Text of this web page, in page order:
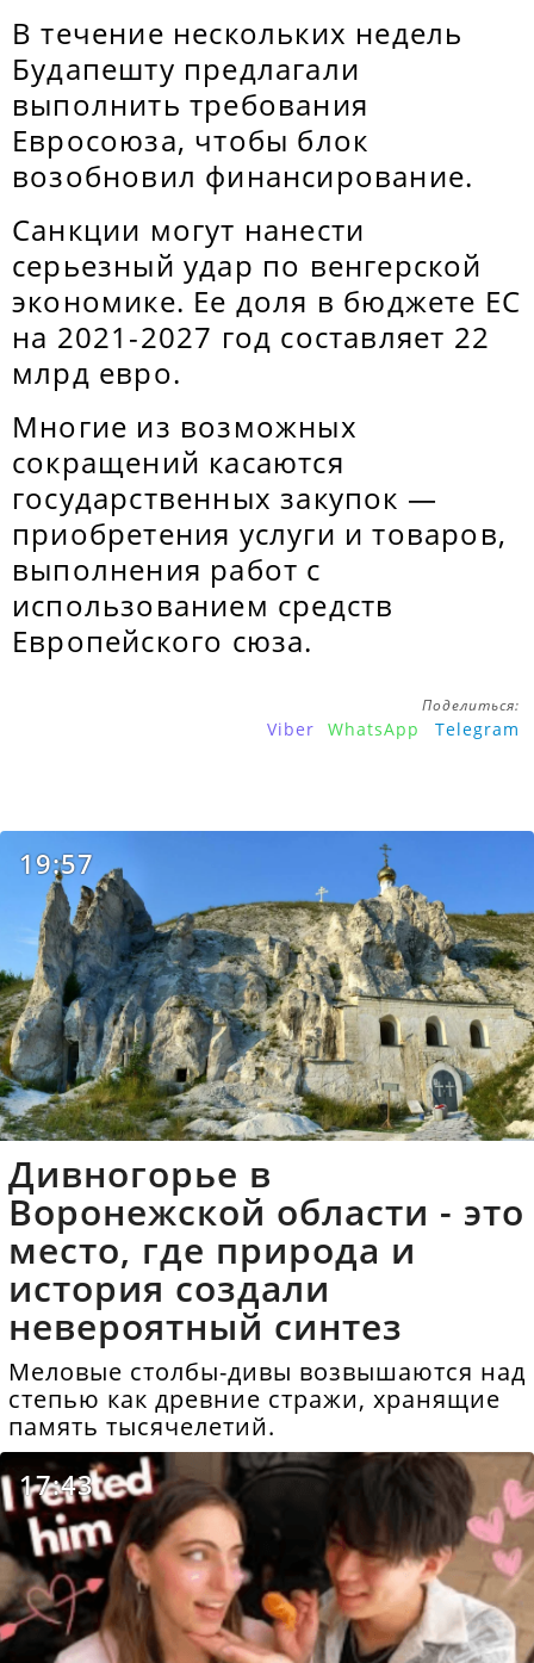
В течение нескольких недель
Будапешту предлагали
выполнить требования
Евросоюза, чтобы блок
возобновил финансирование.
Санкции могут нанести
серьезный удар по венгерской
экономике. Ее доля в бюджете ЕС
на 2021-2027 год составляет 22
млрд евро.
Многие из возможных
сокращений касаются
государственных закупок —
приобретения услуги и товаров,
выполнения работ с
использованием средств
Европейского сюза.
Поделиться:
Viber WhatsApp Telegram
19:57
Дивногорье в
Воронежской области - это
место, где природа и
история создали
невероятный синтез
Меловые столбы-дивы возвышаются над
степью как древние стражи, хранящие
память тысячелетий.
17:43